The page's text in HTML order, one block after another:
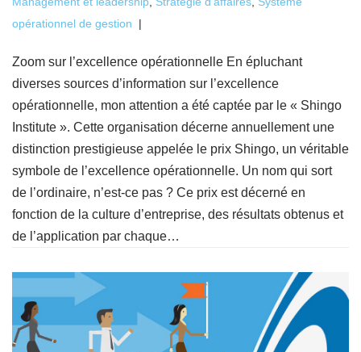
opérationnel de gestion
Zoom sur l’excellence opérationnelle En épluchant
diverses sources d’information sur l’excellence
opérationnelle, mon attention a été captée par le « Shingo
Institute ». Cette organisation décerne annuellement une
distinction prestigieuse appelée le prix Shingo, un véritable
symbole de l’excellence opérationnelle. Un nom qui sort
de l’ordinaire, n’est-ce pas ? Ce prix est décerné en
fonction de la culture d’entreprise, des résultats obtenus et
de l’application par chaque…